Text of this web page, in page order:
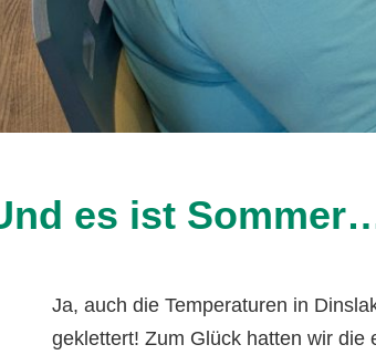
es ist
Ja, auch die Temperaturen in
geklettert! Zum Glück hatten wir die